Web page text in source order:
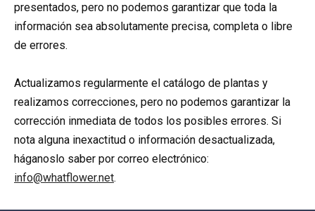
presentados, pero no podemos garantizar que toda la
información sea absolutamente precisa, completa o libre
de errores.
Actualizamos regularmente el catálogo de plantas y
realizamos correcciones, pero no podemos garantizar la
corrección inmediata de todos los posibles errores. Si
nota alguna inexactitud o información desactualizada,
háganoslo saber por correo electrónico:
info@whatflower.net.